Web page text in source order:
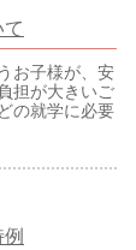
お子様が、安
担が大きいご
の就学に必要